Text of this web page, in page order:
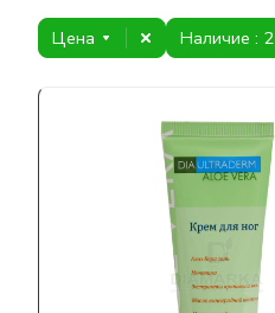
Цена Наличие : 2